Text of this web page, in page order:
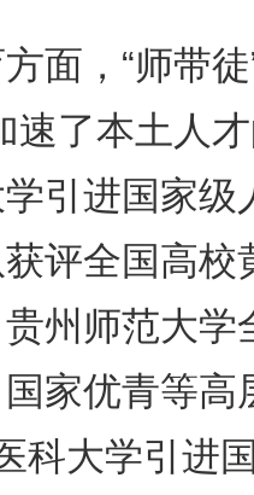
，“师带徒
速了本土人
引进国家级
评全国高校
州师范大学
家优青等高
科大学引进